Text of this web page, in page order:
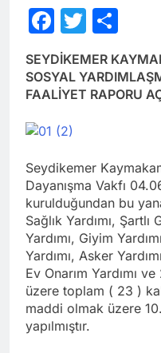
Facebook
Twitter
SEYDİKEMER
SOSYAL
FAALİYET RAPORU
Seydikemer
Dayanışma Vakfı
kurulduğundan bu
Sağlık Yardımı, Şartlı
Yardımı, Giyim
Yardımı, Asker
Ev Onarım Yardımı
üzere toplam ( 23 )
maddi olmak üzere
yapılmıştır.